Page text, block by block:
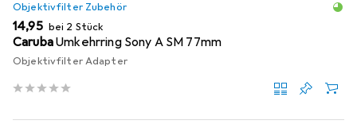
Objektivfilter Zubehör
EUR
14,95 bei 2 Stück
CarubaUmkehrring Sony A SM 77mm
Objektivfilter Adapter